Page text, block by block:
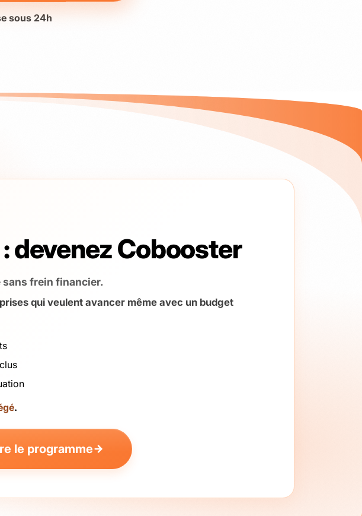
sous 24h
devenez Cobooster
frein financier.
qui veulent avancer même avec un budget
.
le programme